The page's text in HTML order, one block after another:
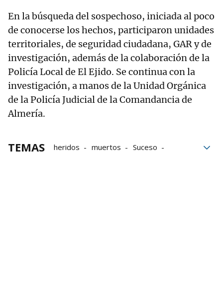
En la búsqueda del sospechoso, iniciada al poco
de conocerse los hechos, participaron unidades
territoriales, de seguridad ciudadana, GAR y de
investigación, además de la colaboración de la
Policía Local de El Ejido. Se continua con la
investigación, a manos de la Unidad Orgánica
de la Policía Judicial de la Comandancia de
Almería.
TEMAS heridos muertos
Suceso